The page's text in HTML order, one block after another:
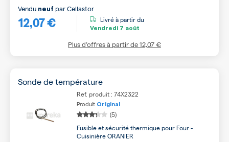
12,07 €
Vendu neuf parCellastor
Livré à partir du
Vendredi 7 août
Plus d’offres à partir de12,07 €
Sonde de température
Ref. produit : 74X2322
Produit Original
(5)
Fusible et sécurité thermique pour Four -
Cuisinière ORANIER